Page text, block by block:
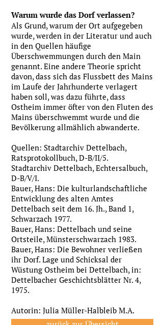
Warum wurde das Dorf verlassen?
Als Grund, warum der Ort aufgegeben
wurde, werden in der Literatur und auch
in den Quellen häufige
Überschwemmungen durch den Main
genannt. Eine andere Theorie spricht
davon, dass sich das Flussbett des Mains
im Laufe der Jahrhunderte verlagert
haben soll, was dazu führte, dass
Ostheim immer öfter von den Fluten des
Mains überschwemmt wurde und die
Bevölkerung allmählich abwanderte.
Quellen: Stadtarchiv Dettelbach,
Ratsprotokollbuch, D-B/II/5.
Stadtarchiv Dettelbach, Echtersalbuch,
D-B/V/I.
Bauer, Hans: Die kulturlandschaftliche
Entwicklung des alten Amtes
Dettelbach seit dem 16. Jh., Band 1,
Schwarzach 1977.
Bauer, Hans: Dettelbach und seine
Ortsteile, Münsterschwarzach 1983.
Bauer, Hans: Die Bewohner verließen
ihr Dorf. Lage und Schicksal der
Wüstung Ostheim bei Dettelbach, in:
Dettelbacher Geschichtsblätter Nr. 4,
1975.
Autorin: Julia Müller-Halbleib M.A.